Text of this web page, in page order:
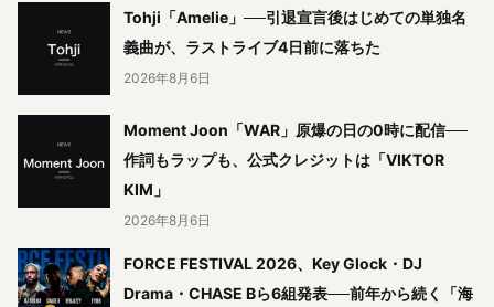
Tohji「Amelie」──引退宣言後はじめての単独名
義曲が、ラストライブ4日前に落ちた
2026年8月6日
Moment Joon「WAR」原爆の日の0時に配信──
作詞もラップも、公式クレジットは「VIKTOR
KIM」
2026年8月6日
FORCE FESTIVAL 2026、Key Glock・DJ
Drama・CHASE Bら6組発表──前年から続く「海